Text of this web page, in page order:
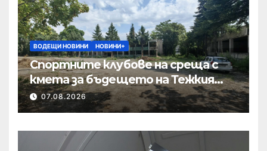
ВОДЕЩИ НОВИНИ НОВИНИ+
Спортните клубове на среща с
кмета за бъдещето на Тежкия
полк
07.08.2026